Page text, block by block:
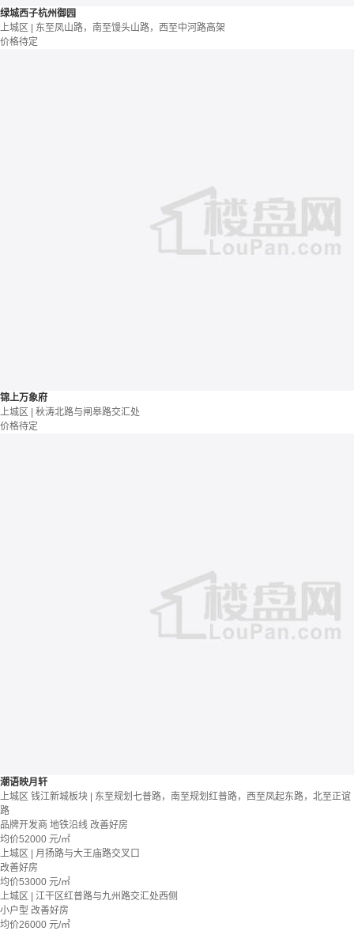
绿城西子杭州御园
上城区 | 东至凤山路，南至馒头山路，西至中河路高架
价格待定
锦上万象府
上城区 | 秋涛北路与闸皋路交汇处
价格待定
潮语映月轩
上城区 钱江新城板块 | 东至规划七普路，南至规划红普路，西至凤起东路，北至正谊
路
品牌开发商 地铁沿线 改善好房
均价52000 元/㎡
上城区 | 月扬路与大王庙路交叉口
改善好房
均价53000 元/㎡
上城区 | 江干区红普路与九州路交汇处西侧
小户型 改善好房
均价26000 元/㎡